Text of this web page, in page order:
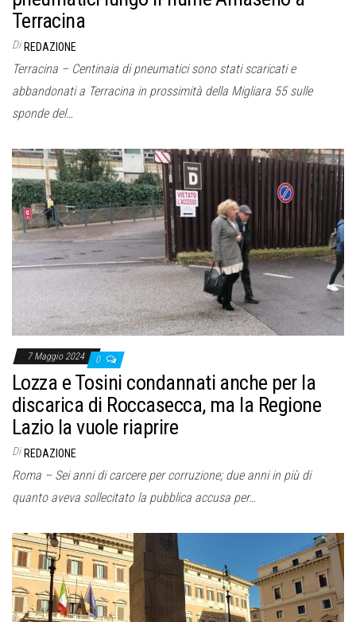
Terracina
Di REDAZIONE
Terracina – Centinaia di pneumatici sono stati scaricati e
abbandonati a Terracina in prossimità della Migliara 55 sulle
sponde del…
7 Maggio 2024 0
Lozza e Tosini condannati anche per la
discarica di Roccasecca, ma la Regione
Lazio la vuole riaprire
Di REDAZIONE
Roma – Sei anni di carcere per corruzione; due anni in più di
quanto aveva sollecitato la pubblica accusa per…